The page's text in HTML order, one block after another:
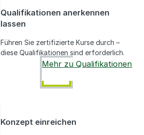
Qualifikationen anerkennen
lassen
Führen Sie zertifizierte Kurse durch –
diese Qualifikationen sind erforderlich.
Mehr zu Qualifikationen
Konzept einreichen